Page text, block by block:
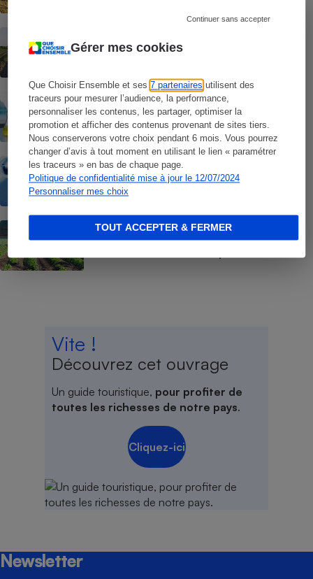
Gérer mes cookies
Que Choisir Ensemble et ses7 partenaires utilisent des
traceurs pour mesurer l’audience, la performance,
personnaliser les contenus, les partager, optimiser la
promotion et afficher des contenus provenant de sites tiers.
Nous conserverons votre choix pendant 6 mois. Vous pourrez
changer d’avis à tout moment en utilisant le lien « paramétrer
les traceurs » en bas de chaque page.
Politique de confidentialité mise à jour le 12/07/2024
Personnaliser mes choix
Continuer sans accepter
TOUT ACCEPTER & FERMER
La Belgique autorise un pesticide
ACTUALITÉ
Nouveaux OGM - Ils ne seront plus
étiquetés
ACTUALITÉ
Polluants éternels - Dangerosité
confirmée de l’omniprésent TFA
BILLET DE LA PRÉSIDENTE
Trafic de pesticides interdits en France -
Vite !
Découvrez cet ouvrage
Un guide touristique, pour profiter de
toutes les richesses de notre pays.
Cliquez-ici
Newsletter